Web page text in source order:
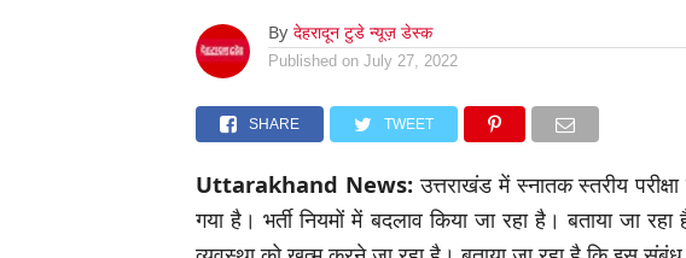
By देहरादून टुडे न्यूज़ डेस्क
Published on July 27, 2022
SHARE TWEET
Uttarakhand News:उत्तराखंड में स्नातक स्तरीय
गया है। भर्ती नियमों में बदलाव किया जा रहा है। बताया जा